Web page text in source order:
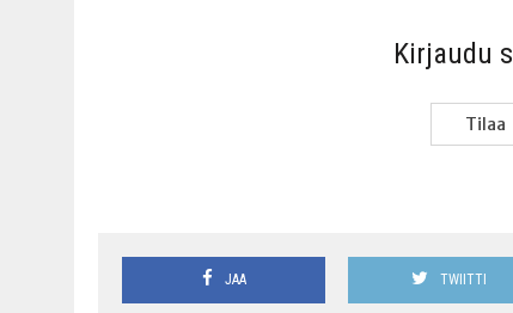
Kir­jau­du
Tilaa
JAA TWIITTI